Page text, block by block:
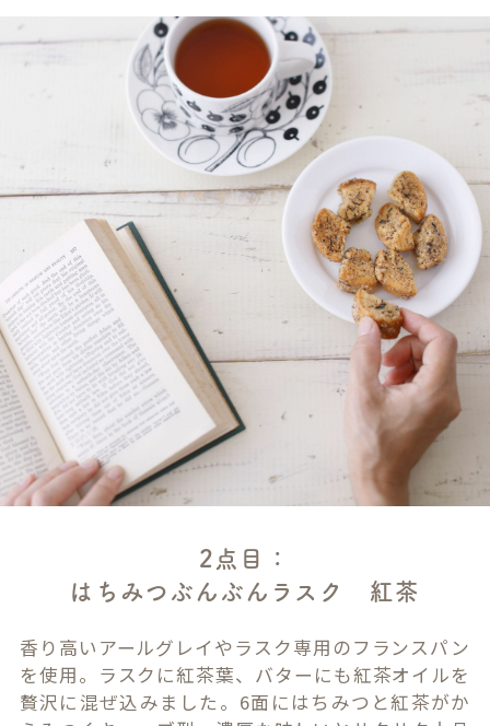
2点目：
はちみつぶんぶんラスク 紅茶
香り高いアールグレイやラスク専用のフランスパン
を使用。ラスクに紅茶葉、バターにも紅茶オイルを
贅沢に混ぜ込みました。6面にはちみつと紅茶がか